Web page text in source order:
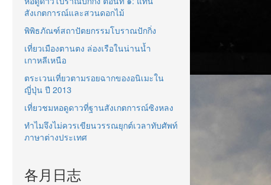
สังเกตการณ์และสวนดอกไม้
พิพิธภัณฑ์สถาปัตยกรรมโบราณปักกิ่ง
เที่ยวเมืองตานตง ล่องเรือในน่านน้ำ
เกาหลีเหนือ
ตระเวนเที่ยวตามรอยฉากของอนิเมะใน
ญี่ปุ่น ปี 2013
เที่ยวชมหอดูดาวที่ฐานสังเกตการณ์ซิงหลง
ทำไมจึงไม่ควรเขียนวรรณยุกต์เวลาทับศัพท์
ภาษาต่างประเทศ
各月日志